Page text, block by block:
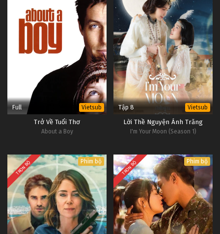
Full Vietsub
Trở Về Tuổi Thơ
About a Boy
Tập 8 Vietsub
Lời Thề Nguyện Ánh Trăng
I'm Your Moon (Season 1)
TRỌN BỘ Phim bộ TRỌN BỘ Phim bộ